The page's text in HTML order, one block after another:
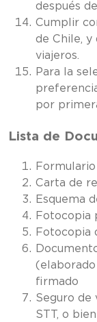
después
Cumplir
de Chile, y
viajeros.
Para la
por
Lista de
Carta de
Esquema
Fotocopia
Fotocopia
firmado
Seguro de
STT, o